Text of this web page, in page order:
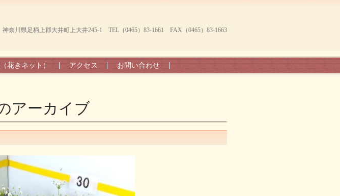
神奈川県足柄上郡大井町上大井245-1 TEL（0465）83-1661 FAX（0465）83-1663
花きネット） アクセス お問い合わせ
アーカイブ